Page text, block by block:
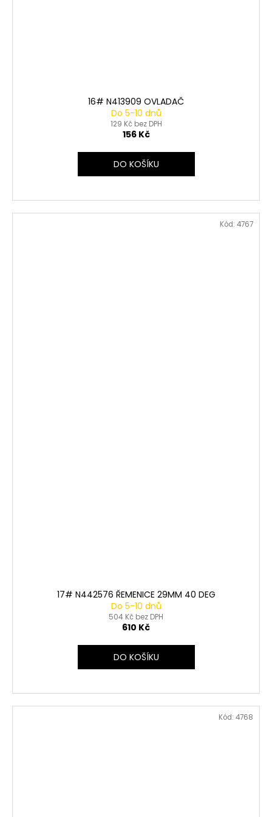
16# N413909 OVLADAČ
Do 5-10 dnů
129 Kč bez DPH
156 Kč
DO KOŠÍKU
17# N442576 ŘEMENICE 29MM 40 DEG
Do 5-10 dnů
504 Kč bez DPH
610 Kč
DO KOŠÍKU
Kód: 4767
Kód: 4768